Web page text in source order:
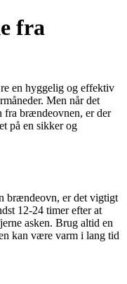
fra
en hyggelig og effektiv
Men når det
fra brændeovnen, er der
på en sikker og
brændeovn, er det vigtigt
12-24 timer efter at
asken. Brug altid en
kan være varm i lang tid